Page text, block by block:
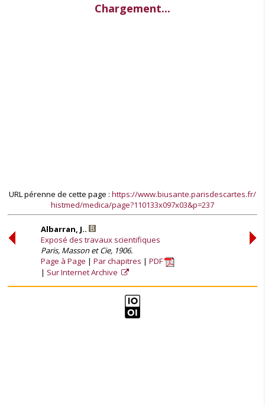
Chargement...
URL pérenne de cette page : https://www.biusante.parisdescartes.fr/
histmed/medica/page?110133x097x03&p=237
Albarran, J..
Exposé des travaux scientifiques
Paris, Masson et Cie, 1906.
Page à Page
Par chapitres
PDF
Sur Internet Archive